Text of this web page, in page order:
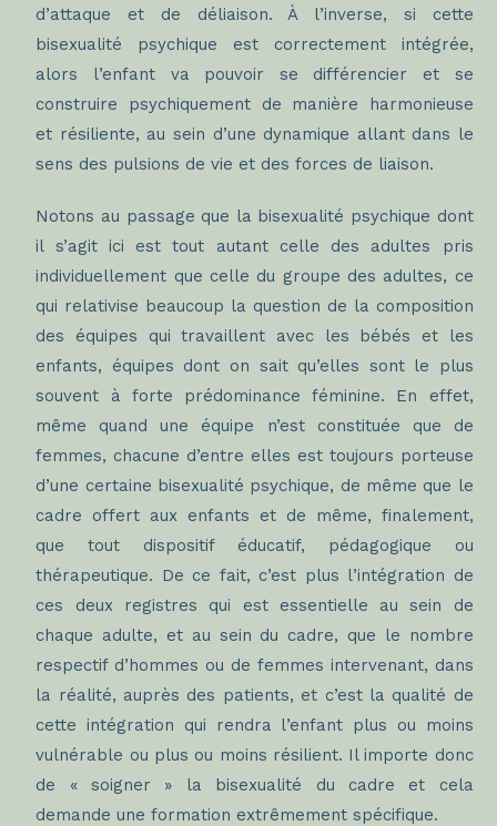
d’attaque et de déliaison. À l’inverse, si cette
bisexualité psychique est correctement intégrée,
alors l’enfant va pouvoir se différencier et se
construire psychiquement de manière harmonieuse
et résiliente, au sein d’une dynamique allant dans le
sens des pulsions de vie et des forces de liaison.
Notons au passage que la bisexualité psychique dont
il s’agit ici est tout autant celle des adultes pris
individuellement que celle du groupe des adultes, ce
qui relativise beaucoup la question de la composition
des équipes qui travaillent avec les bébés et les
enfants, équipes dont on sait qu’elles sont le plus
souvent à forte prédominance féminine. En effet,
même quand une équipe n’est constituée que de
femmes, chacune d’entre elles est toujours porteuse
d’une certaine bisexualité psychique, de même que le
cadre offert aux enfants et de même, finalement,
que tout dispositif éducatif, pédagogique ou
thérapeutique. De ce fait, c’est plus l’intégration de
ces deux registres qui est essentielle au sein de
chaque adulte, et au sein du cadre, que le nombre
respectif d’hommes ou de femmes intervenant, dans
la réalité, auprès des patients, et c’est la qualité de
cette intégration qui rendra l’enfant plus ou moins
vulnérable ou plus ou moins résilient. Il importe donc
de « soigner » la bisexualité du cadre et cela
demande une formation extrêmement spécifique.